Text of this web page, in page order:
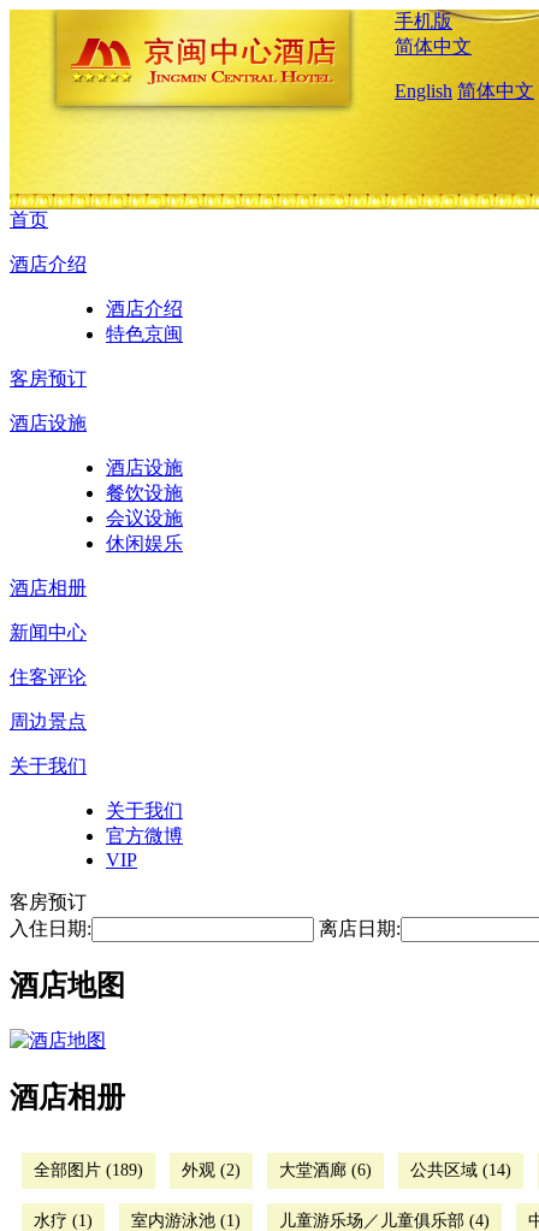
手机版
简体中文
English 简体中文
首页
酒店介绍
酒店介绍
特色京闽
客房预订
酒店设施
酒店设施
餐饮设施
会议设施
休闲娱乐
酒店相册
新闻中心
住客评论
周边景点
关于我们
关于我们
官方微博
VIP
客房预订
入住日期:
离店日期:
酒店地图
酒店相册
全部图片 (189) 外观 (2) 大堂酒廊 (6) 公共区域 (14)
水疗 (1) 室内游泳池 (1) 儿童游乐场／儿童俱乐部 (4)